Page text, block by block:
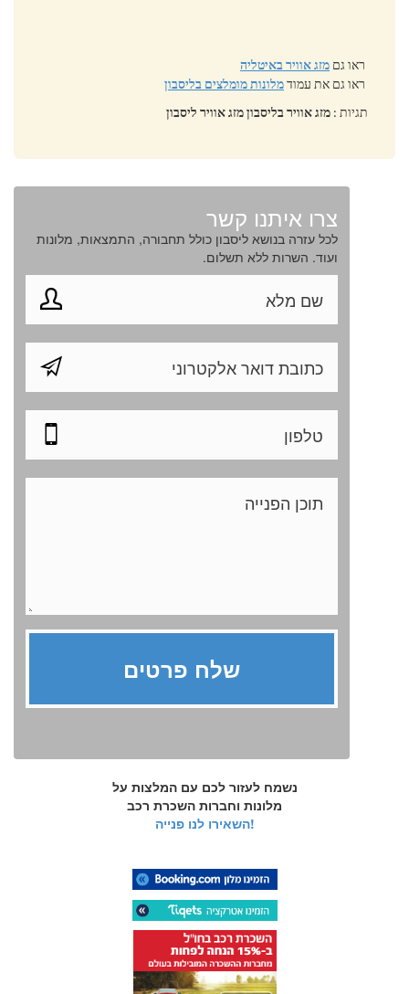
ראו גם מזג אוויר באיטליה
ראו גם את עמוד מלונות מומלצים בליסבון
תגיות : מזג אוויר בליסבון מזג אוויר ליסבון
צרו איתנו קשר
לכל עזרה בנושא ליסבון כולל תחבורה, התמצאות, מלונות
ועוד. השרות ללא תשלום.
מלונות וחברות השכרת רכב
השאירו לנו פנייה!